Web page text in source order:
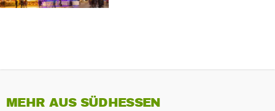
MEHR AUS SÜDHESSEN